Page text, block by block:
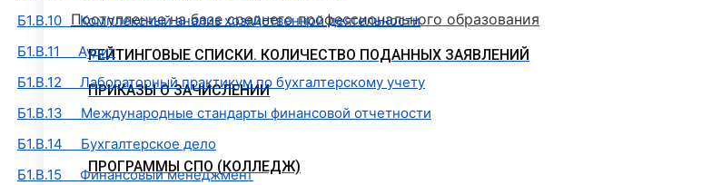
Поступление на базе среднего профессионального образования
РЕЙТИНГОВЫЕ СПИСКИ. КОЛИЧЕСТВО ПОДАННЫХ ЗАЯВЛЕНИЙ
ПРИКАЗЫ О ЗАЧИСЛЕНИИ
ПРОГРАММЫ СПО (КОЛЛЕДЖ)
Б1.В.10 Комплексный анализ хозяйственной деятельности
Б1.В.11 Аудит
Б1.В.12 Лабораторный практикум по бухгалтерскому учету
Б1.В.13 Международные стандарты финансовой отчетности
Б1.В.14 Бухгалтерское дело
Б1.В.15 Финансовый менеджмент